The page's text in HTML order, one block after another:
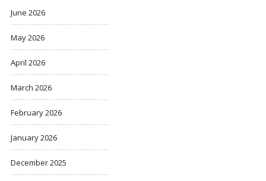
June 2026
May 2026
April 2026
March 2026
February 2026
January 2026
December 2025